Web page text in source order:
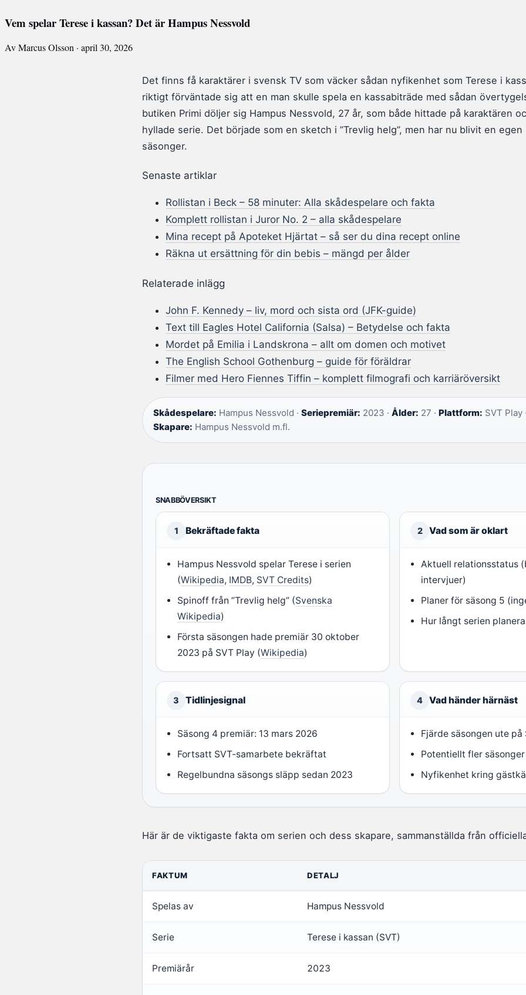
Vem spelar Terese i kassan? Det är Hampus Nessvold
Av Marcus Olsson · april 30, 2026
Det finns få karaktärer i svensk TV som väcker sådan nyfikenhet som Terese i
riktigt förväntade sig att en man skulle spela en kassabiträde med sådan
butiken Primi döljer sig Hampus Nessvold, 27 år, som både hittade på karaktären
hyllade serie. Det började som en sketch i ”Trevlig helg”, men har nu blivit en
säsonger.
Senaste artiklar
Rollistan i Beck – 58 minuter: Alla skådespelare och fakta
Komplett rollistan i Juror No. 2 – alla skådespelare
Mina recept på Apoteket Hjärtat – så ser du dina recept online
Räkna ut ersättning för din bebis – mängd per ålder
Relaterade inlägg
John F. Kennedy – liv, mord och sista ord (JFK-guide)
Text till Eagles Hotel California (Salsa) – Betydelse och fakta
Mordet på Emilia i Landskrona – allt om domen och motivet
The English School Gothenburg – guide för föräldrar
Filmer med Hero Fiennes Tiffin – komplett filmografi och karriäröversikt
Skådespelare: Hampus Nessvold · Seriepremiär: 2023 · Ålder: 27 · Plattform: SVT Play
Skapare: Hampus Nessvold m.fl.
SNABBÖVERSIKT
1 Bekräftade fakta
Hampus Nessvold spelar Terese i serien
(Wikipedia, IMDB, SVT Credits)
Spinoff från ”Trevlig helg” (Svenska
Wikipedia)
Första säsongen hade premiär 30 oktober
2023 på SVT Play (Wikipedia)
2 Vad som är oklart
Aktuell relationsstatus
intervjuer)
Planer för säsong 5
Hur långt serien
3 Tidlinjesignal
Säsong 4 premiär: 13 mars 2026
Fortsatt SVT-samarbete bekräftat
Regelbundna säsongs släpp sedan 2023
4 Vad händer härnäst
Fjärde säsongen ute på
Potentiellt fler säsonger
Nyfikenhet kring
Här är de viktigaste fakta om serien och dess skapare, sammanställda från
FAKTUM DETALJ
Spelas av Hampus Nessvold
Serie Terese i kassan (SVT)
Premiärår 2023